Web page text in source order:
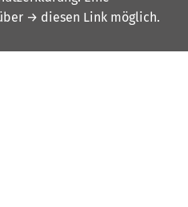
→ diesen Link möglich.